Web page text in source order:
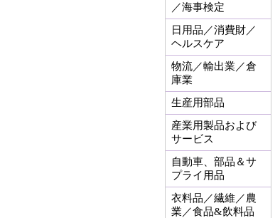
／海事検定
日用品／消費財／
ヘルスケア
物流／輸出業／倉
庫業
生産用部品
産業用製品および
サービス
自動車、部品＆サ
プライ用品
衣料品／繊維／農
業／食品&飲料品